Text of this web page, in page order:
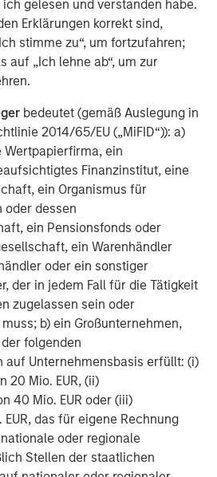
ich gelesen und verstanden habe.
Erklärungen korrekt sind,
stimme zu“, um fortzufahren;
auf „Ich lehne ab“, um zur
bedeutet (gemäß Auslegung in
2014/65/EU („MiFID“)): a)
Wertpapierfirma, ein
Finanzinstitut, eine
ein Organismus für
oder dessen
ein Pensionsfonds oder
ein Warenhändler
oder ein sonstiger
der in jedem Fall für die Tätigkeit
zugelassen sein oder
b) ein Großunternehmen,
folgenden
auf Unternehmensbasis erfüllt: (i)
20 Mio. EUR, (ii)
40 Mio. EUR oder (iii)
das für eigene Rechnung
oder regionale
Stellen der staatlichen
that could be driving success in
hyperconverged architecture
change the secondary
are excited to help fuel the
in providing enterprise customers
and data movement across the
center,” said Pete Chung,
head of Morgan Stanley
represents that elusive
meaningful scale, and
for as later-stage investors.”
work for you by consolidating
onto a hyperconverged, web-
spans both private and public
begin by radically
and data protection, then
services, test/dev instances, and
a global data store. Cohesity
companies and federal
growing customer base and